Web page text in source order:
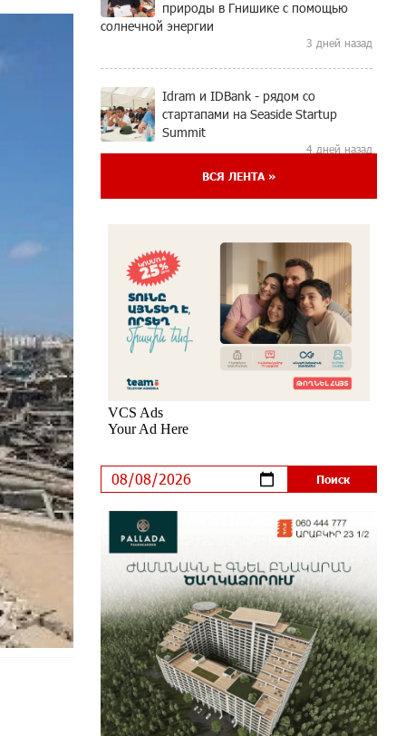
природы в Гнишике с помощью
солнечной энергии
3 дней назад
Idram и IDBank - рядом со
стартапами на Seaside Startup
Summit
4 дней назад
В мобильном приложении
помощью imID
5 дней назад
«Бесплатные бонусы в играх»:
IDBank предупреждает о
кибератаках на школьников
7 дней назад
ЕАЭС со временем будет
поймёт и рядовой армянин, но
будет уже поздно
Если Израиль использует тему
Геноцида армян против Эрдогана,
то что для него значит сам
Геноцид?
8 дней назад
ВТБ (Армения): вклад
«Стабильный» — до 10% годовых
и оформление в мобильном
ВСЯ ЛЕНТА »